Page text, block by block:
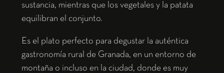
sustancia, mientras que los vegetales y la patata
equilibran el conjunto.
Es el plato perfecto para degustar la auténtica
gastronomía rural de Granada, en un entorno de
montaña o incluso en la ciudad, donde es muy